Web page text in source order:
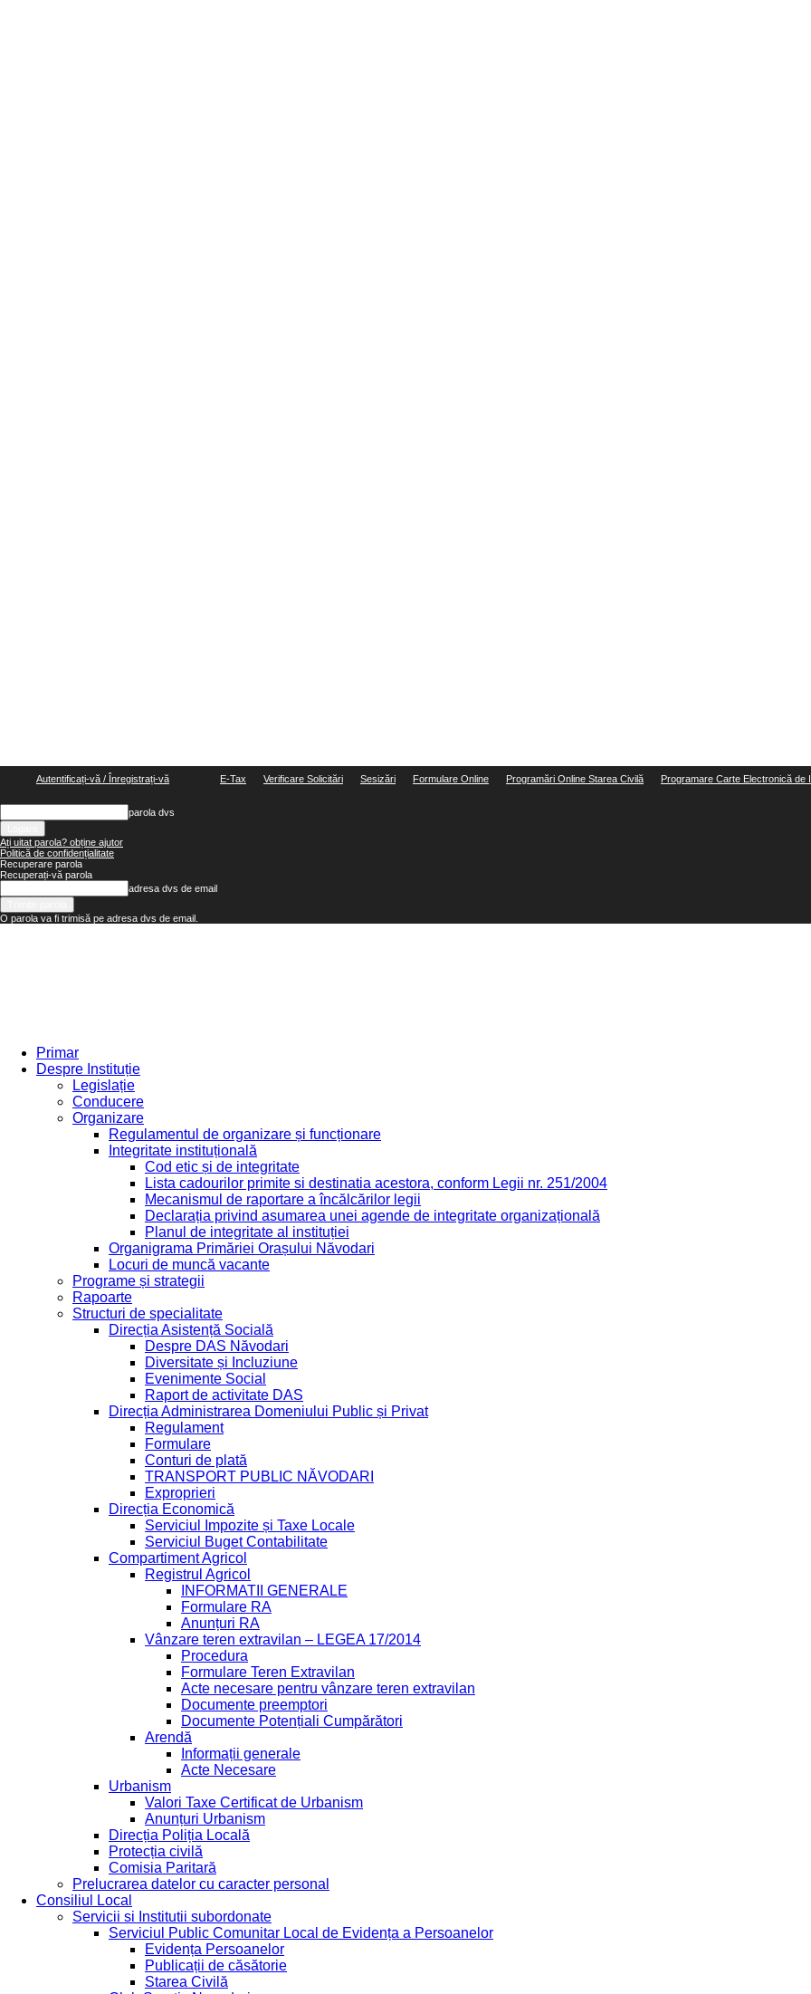
Autentificați-vă / Înregistrați-vă E-Tax Verificare Solicitări Sesizări Formulare Online Programări Online Starea Civilă Programare Carte Electronică de
parola dvs
Ați uitat parola? obține ajutor
Politică de confidențialitate
Recuperare parola
Recuperați-vă parola
adresa dvs de email
O parola va fi trimisă pe adresa dvs de email.
Primar
Despre Instituție
Legislație
Conducere
Organizare
Regulamentul de organizare și funcționare
Integritate instituțională
Cod etic și de integritate
Lista cadourilor primite si destinatia acestora, conform Legii nr. 251/2004
Mecanismul de raportare a încălcărilor legii
Declarația privind asumarea unei agende de integritate organizațională
Planul de integritate al instituției
Organigrama Primăriei Orașului Năvodari
Locuri de muncă vacante
Programe și strategii
Rapoarte
Structuri de specialitate
Direcția Asistență Socială
Despre DAS Năvodari
Diversitate și Incluziune
Evenimente Social
Raport de activitate DAS
Direcția Administrarea Domeniului Public și Privat
Regulament
Formulare
Conturi de plată
TRANSPORT PUBLIC NĂVODARI
Exproprieri
Direcția Economică
Serviciul Impozite și Taxe Locale
Serviciul Buget Contabilitate
Compartiment Agricol
Registrul Agricol
INFORMATII GENERALE
Formulare RA
Anunțuri RA
Vânzare teren extravilan – LEGEA 17/2014
Procedura
Formulare Teren Extravilan
Acte necesare pentru vânzare teren extravilan
Documente preemptori
Documente Potențiali Cumpărători
Arendă
Informații generale
Acte Necesare
Urbanism
Valori Taxe Certificat de Urbanism
Anunțuri Urbanism
Direcția Poliția Locală
Protecția civilă
Comisia Paritară
Prelucrarea datelor cu caracter personal
Consiliul Local
Servicii si Institutii subordonate
Serviciul Public Comunitar Local de Evidența a Persoanelor
Evidența Persoanelor
Publicații de căsătorie
Starea Civilă